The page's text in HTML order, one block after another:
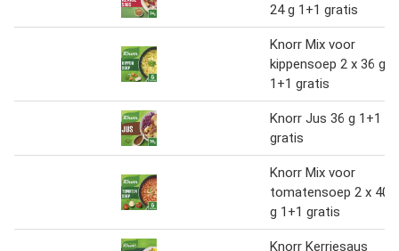
24 g 1+1 gratis
Knorr Mix voor
kippensoep 2 x 36 g
1+1 gratis
Knorr Jus 36 g 1+1
gratis
Knorr Mix voor
tomatensoep 2 x 40
g 1+1 gratis
Knorr Kerriesaus